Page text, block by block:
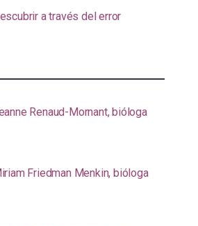
a través del error
Renaud-Mornant, bióloga
Friedman Menkin, bióloga